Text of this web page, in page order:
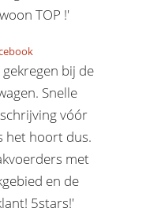
TOP !'
bij de
Snelle
vóór
het hoort dus.
met
en de
5stars!'